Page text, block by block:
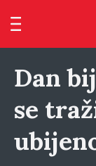
Dan
se